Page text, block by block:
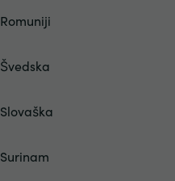
Romuniji
Švedska
Slovaška
Surinam